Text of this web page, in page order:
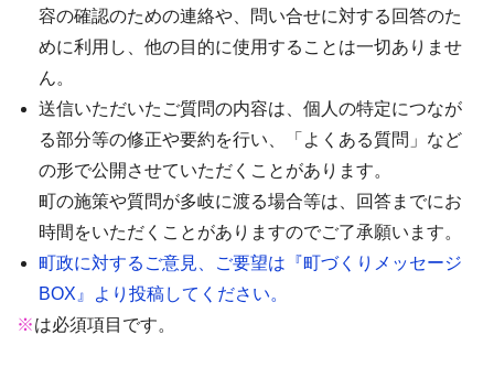
容の確認のための連絡や、問い合せに対する回答のた
めに利用し、他の目的に使用することは一切ありませ
ん。
送信いただいたご質問の内容は、個人の特定につなが
る部分等の修正や要約を行い、「よくある質問」など
の形で公開させていただくことがあります。
町の施策や質問が多岐に渡る場合等は、回答までにお
時間をいただくことがありますのでご了承願います。
町政に対するご意見、ご要望は『町づくりメッセージ
BOX』より投稿してください。
※は必須項目です。